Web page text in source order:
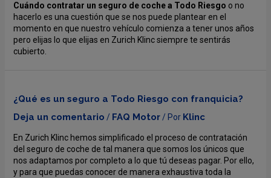
Cuándo contratar un seguro de coche a Todo Riesgo o no
hacerlo es una cuestión que se nos puede plantear en el
momento en que nuestro vehículo comienza a tener unos años
pero elijas lo que elijas en Zurich Klinc siempre te sentirás
cubierto.
¿Qué es un seguro a Todo Riesgo con franquicia?
Deja un comentario / FAQ Motor/ Por Klinc
En Zurich Klinc hemos simplificado el proceso de contratación
del seguro de coche de tal manera que somos los únicos que
nos adaptamos por completo a lo que tú deseas pagar. Por ello,
y para que puedas conocer de manera exhaustiva toda la